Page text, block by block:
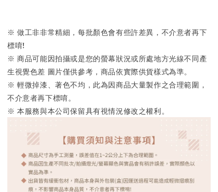
※ 做工非非常精細，每批顏色會有些許差異，不介意者再下
標唷!
※ 商品可能因拍攝或是您的螢幕狀況或所處地方光線不同產
生視覺色差 圖片僅供參考，商品依實際供貨樣式為準。
※ 輕微掉漆、著色不均，此為因商品大量製作之合理範圍，
不介意者再下標唷。
※ 本服務與本公司保留具有視情況修改之權利。